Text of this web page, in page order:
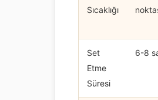
Sıcaklığı
Set
Etme
Süresi
6-8